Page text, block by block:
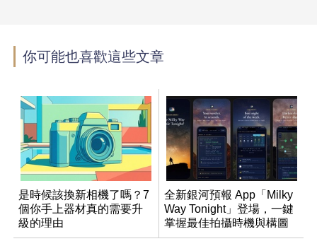
你可能也喜歡這些文章
是時候該換新相機了嗎？7
個你手上器材真的需要升
級的理由
全新銀河預報 App「Milky
Way Tonight」登場，一鍵
掌握最佳拍攝時機與構圖